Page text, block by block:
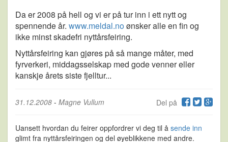
Da er 2008 på hell og vi er på tur inn i ett nytt og
spennende år. www.meldal.noønsker alle en fin og
ikke minst skadefri nyttårsfeiring.
Nyttårsfeiring kan gjøres på så mange måter, med
fyrverkeri, middagsselskap med gode venner eller
kanskje årets siste fjelltur...
Del på
31.12.2008 - Magne Vullum
Uansett hvordan du feirer oppfordrer vi deg til å sende inn
glimt fra nyttårsfeiringen og del øyeblikkene med andre.